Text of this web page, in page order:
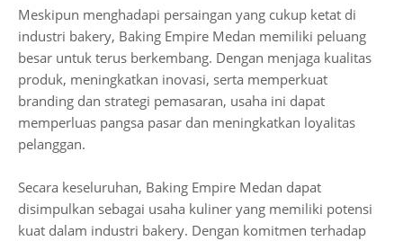
Meskipun menghadapi persaingan yang cukup ketat di
industri bakery, Baking Empire Medan memiliki peluang
besar untuk terus berkembang. Dengan menjaga kualitas
produk, meningkatkan inovasi, serta memperkuat
branding dan strategi pemasaran, usaha ini dapat
memperluas pangsa pasar dan meningkatkan loyalitas
pelanggan.
Secara keseluruhan, Baking Empire Medan dapat
disimpulkan sebagai usaha kuliner yang memiliki potensi
kuat dalam industri bakery. Dengan komitmen terhadap